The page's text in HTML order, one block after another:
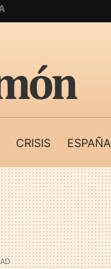
CRISIS ESPAÑA